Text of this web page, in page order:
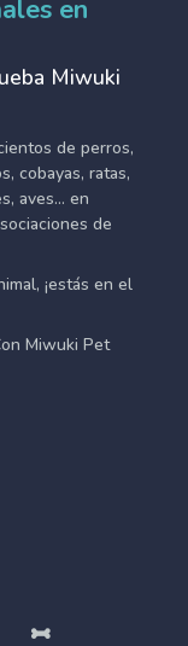
en
Miwuki
de perros,
cobayas, ratas,
aves... en
de
¡estás en el
Miwuki Pet